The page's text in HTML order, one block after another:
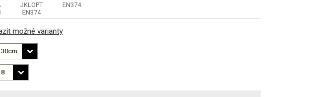
JKLOPT
EN374
EN374
možné varianty